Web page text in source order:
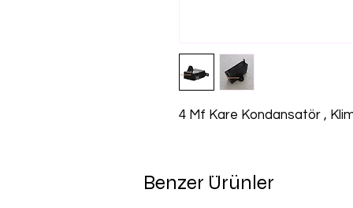
4 Mf Kare Kondansatör ,
Benzer Ürünler